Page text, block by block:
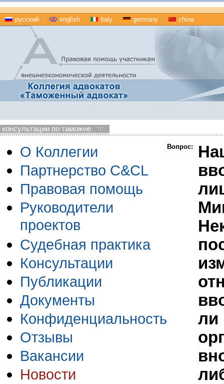
русский english italy germany china
консультации по таможне
О Коллегии
Партнерство C&CL
Правовая помощь
Руководители
проектов
Судебная практика
Консультации
Публикации
Документы
Конфиденциальность
Отзывы
Вакансии
Новости
Вопрос:
ли